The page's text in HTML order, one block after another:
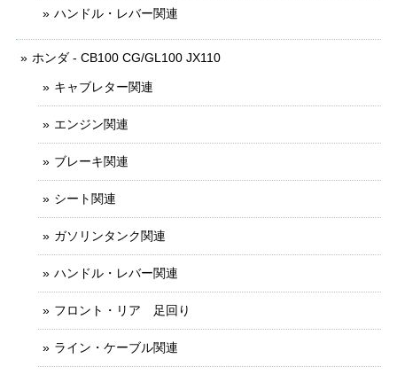
ハンドル・レバー関連
ホンダ - CB100 CG/GL100 JX110
キャブレター関連
エンジン関連
ブレーキ関連
シート関連
ガソリンタンク関連
ハンドル・レバー関連
フロント・リア 足回り
ライン・ケーブル関連